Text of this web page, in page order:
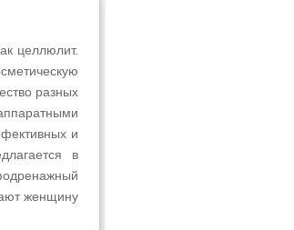
целлюлит.
разных
и
в
женщину